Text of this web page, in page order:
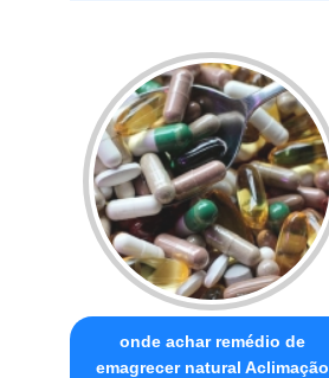
onde achar remédio de
emagrecer natural Aclimação